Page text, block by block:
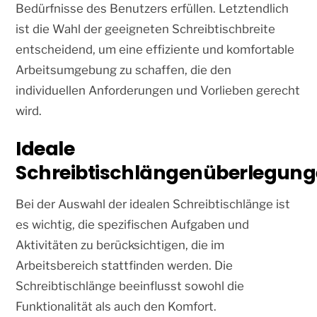
Bedürfnisse des Benutzers erfüllen. Letztendlich
ist die Wahl der geeigneten Schreibtischbreite
entscheidend, um eine effiziente und komfortable
Arbeitsumgebung zu schaffen, die den
individuellen Anforderungen und Vorlieben gerecht
wird.
Ideale
Bei der Auswahl der idealen Schreibtischlänge ist
es wichtig, die spezifischen Aufgaben und
Aktivitäten zu berücksichtigen, die im
Arbeitsbereich stattfinden werden. Die
Schreibtischlänge beeinflusst sowohl die
Funktionalität als auch den Komfort.